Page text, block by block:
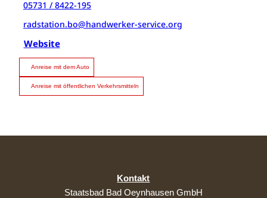
05731 / 8422-195
radstation.bo@handwerker-service.org
Website
Anreise mit dem Auto
Anreise mit öffentlichen Verkehrsmitteln
Kontakt
Staatsbad Bad Oeynhausen GmbH